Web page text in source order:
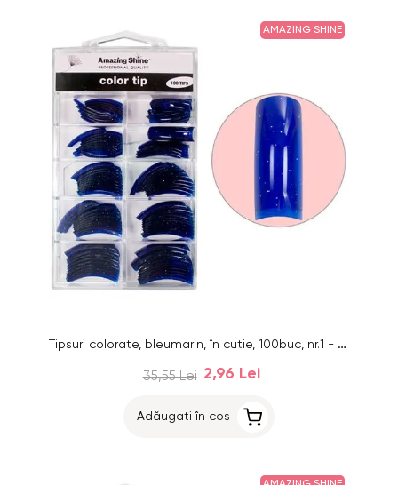
AMAZING SHINE
Tipsuri colorate, bleumarin, în cutie, 100buc, nr.1 - 10
35,55 Lei 2,96 Lei
Adăugați în coș